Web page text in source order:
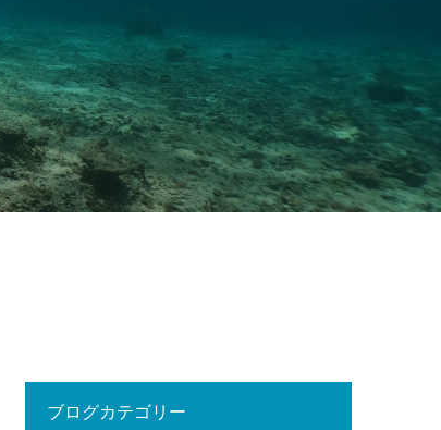
ブログカテゴリー